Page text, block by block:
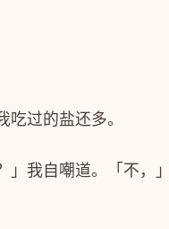
过的盐还多。
我自嘲道。「不，